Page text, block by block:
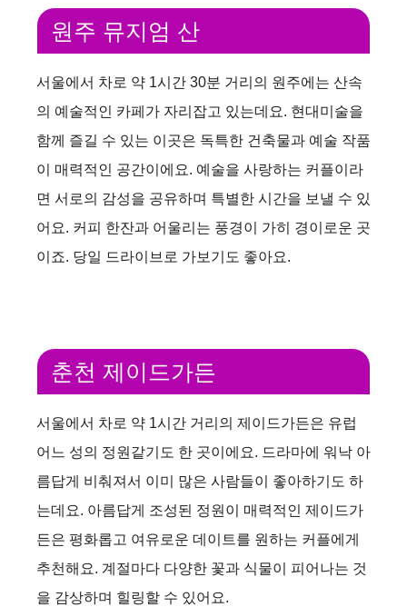
원주 뮤지엄 산
서울에서 차로 약 1시간 30분 거리의 원주에는 산속
의 예술적인 카페가 자리잡고 있는데요. 현대미술을
함께 즐길 수 있는 이곳은 독특한 건축물과 예술 작품
이 매력적인 공간이에요. 예술을 사랑하는 커플이라
면 서로의 감성을 공유하며 특별한 시간을 보낼 수 있
어요. 커피 한잔과 어울리는 풍경이 가히 경이로운 곳
이죠. 당일 드라이브로 가보기도 좋아요.
춘천 제이드가든
서울에서 차로 약 1시간 거리의 제이드가든은 유럽
어느 성의 정원같기도 한 곳이에요. 드라마에 워낙 아
름답게 비춰져서 이미 많은 사람들이 좋아하기도 하
는데요. 아름답게 조성된 정원이 매력적인 제이드가
든은 평화롭고 여유로운 데이트를 원하는 커플에게
추천해요. 계절마다 다양한 꽃과 식물이 피어나는 것
을 감상하며 힐링할 수 있어요.